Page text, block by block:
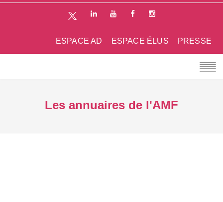
PRESSE
ESPACE ÉLUS
ESPACE AD
Les annuaires de l'AMF